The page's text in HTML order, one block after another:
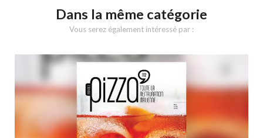
Dans la même catégorie
Vous serez également intéressé par :